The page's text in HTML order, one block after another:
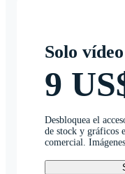
Solo vídeo
9
Desbloquea el
de stock y gráficos
comercial.